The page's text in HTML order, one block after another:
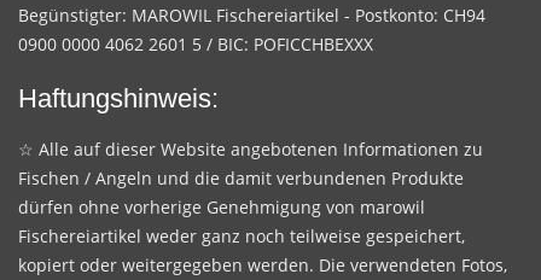
Begünstigter: MAROWIL Fischereiartikel - Postkonto: CH94
0900 0000 4062 2601 5 / BIC: POFICCHBEXXX
Haftungshinweis:
☆ Alle auf dieser Website angebotenen Informationen zu
Fischen / Angeln und die damit verbundenen Produkte
dürfen ohne vorherige Genehmigung von marowil
Fischereiartikel weder ganz noch teilweise gespeichert,
kopiert oder weitergegeben werden. Die verwendeten Fotos,